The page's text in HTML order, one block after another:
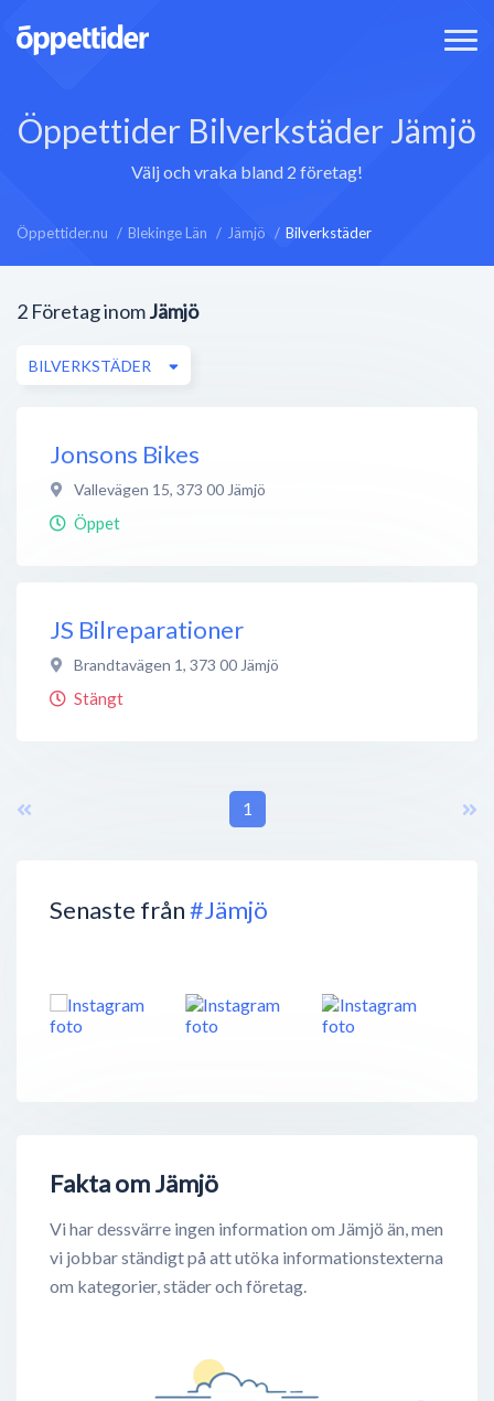
Öppettider Bilverkstäder Jämjö
Välj och vraka bland 2 företag!
Öppettider.nu Blekinge Län Jämjö Bilverkstäder
Senaste från#Jämjö
Fakta om Jämjö
Vi har dessvärre ingen information om Jämjö än, men
vi jobbar ständigt på att utöka informationstexterna
om kategorier, städer och företag.
2 Företag inomJämjö
BILVERKSTÄDER
Jonsons Bikes
Vallevägen 15, 373 00 Jämjö
Öppet
JS Bilreparationer
Brandtavägen 1, 373 00 Jämjö
Stängt
1